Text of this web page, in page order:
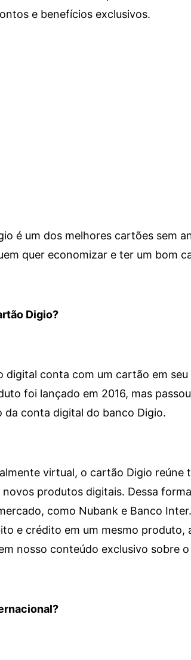
e benefícios exclusivos.
é um dos melhores cartões sem
quer economizar e ter um bom
Digio?
digital conta com um cartão em
foi lançado em 2016, mas
da conta digital do banco Digio.
virtual, o cartão Digio reúne
produtos digitais. Dessa
como Nubank e Banco
e crédito em um mesmo produto,
nosso conteúdo exclusivo sobre